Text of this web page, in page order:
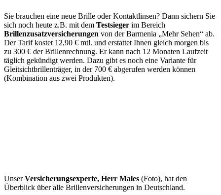
Sie brauchen eine neue Brille oder Kontaktlinsen? Dann sichern Sie
sich noch heute z.B. mit dem Testsieger im Bereich
Brillenzusatzversicherungen von der Barmenia „Mehr Sehen“ ab.
Der Tarif kostet 12,90 € mtl. und erstattet Ihnen gleich morgen bis
zu 300 € der Brillenrechnung. Er kann nach 12 Monaten Laufzeit
täglich gekündigt werden. Dazu gibt es noch eine Variante für
Gleitsichtbrillenträger, in der 700 € abgerufen werden können
(Kombination aus zwei Produkten).
UnserVersicherungsexperte, Herr Males (Foto), hat den
Überblick über alle Brillenversicherungen in Deutschland.